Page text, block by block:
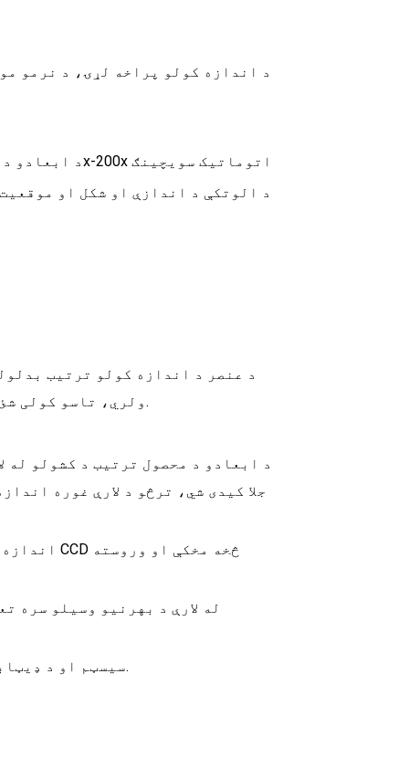
• د ابعادو دقیق اندازه کولو لپاره د نظری امیجنگ میګنیفیکیشن 30x-200x اتوماتیک سویچینګ
ولري، تاسو کولی شئ د عنصر داخلي څنډې لټون ترتیب بدلولو لپاره هم کش کړئ.
جلا کیدی شي، ترڅو د لارې غوره
• د معلوماتو د پورته کولو MES سیسټم او د ډیټابیس سیسټم نورو بڼو ملاتړ.